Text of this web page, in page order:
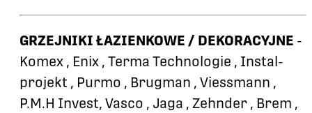
GRZEJNIKI ŁAZIENKOWE / DEKORACYJNE -
Komex , Enix , Terma Technologie , Instal-
projekt , Purmo , Brugman , Viessmann ,
P.M.H Invest, Vasco , Jaga , Zehnder , Brem ,